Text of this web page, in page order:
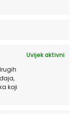
Uvijek aktivni
koji